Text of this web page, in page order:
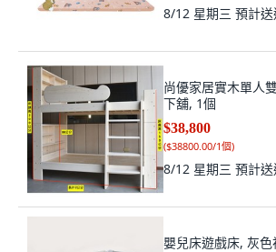
8/12 星期三 預計送
尚優家居實木單人
下舖, 1個
$38,800
($38800.00/1個)
8/12 星期三 預計送
嬰兒床遊戲床, 灰色